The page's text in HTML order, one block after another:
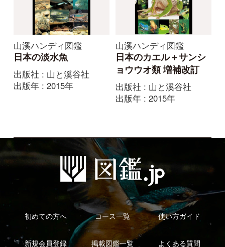
初めての方へ 使い方ガイド
法人・研究機関で
ご利用の方へ
質問・報告掲示板 補足リンク集
マイページ